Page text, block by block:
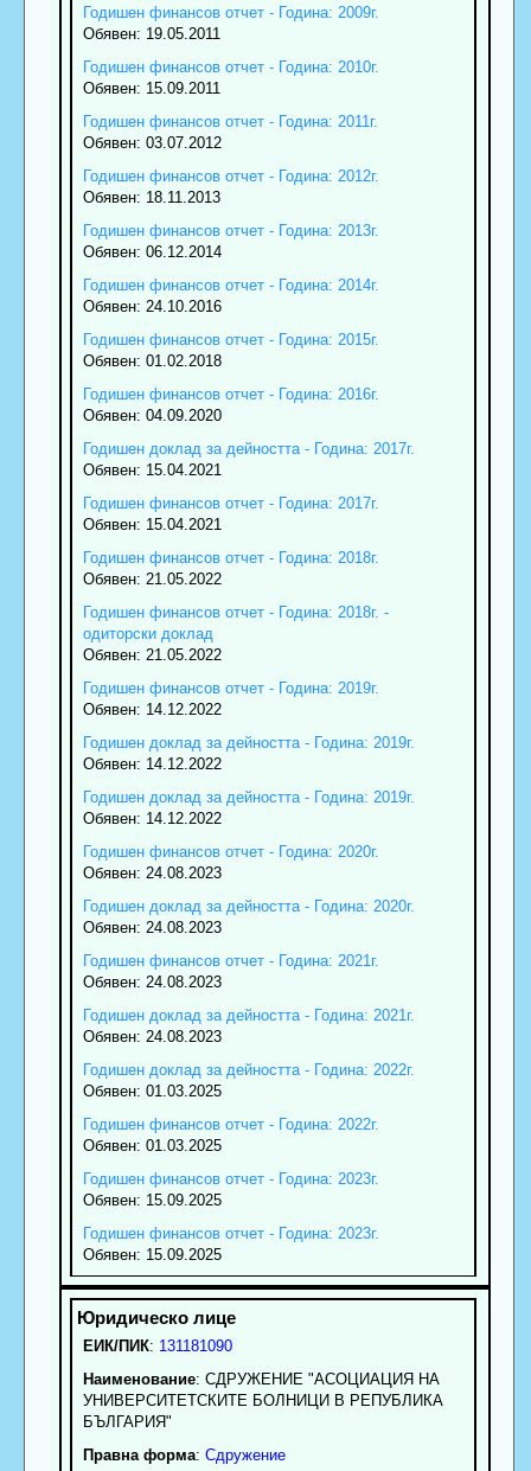
Годишен финансов отчет - Година: 2009г.
Обявен: 19.05.2011
Годишен финансов отчет - Година: 2010г.
Обявен: 15.09.2011
Годишен финансов отчет - Година: 2011г.
Обявен: 03.07.2012
Годишен финансов отчет - Година: 2012г.
Обявен: 18.11.2013
Годишен финансов отчет - Година: 2013г.
Обявен: 06.12.2014
Годишен финансов отчет - Година: 2014г.
Обявен: 24.10.2016
Годишен финансов отчет - Година: 2015г.
Обявен: 01.02.2018
Годишен финансов отчет - Година: 2016г.
Обявен: 04.09.2020
Годишен доклад за дейността - Година: 2017г.
Обявен: 15.04.2021
Годишен финансов отчет - Година: 2017г.
Обявен: 15.04.2021
Годишен финансов отчет - Година: 2018г.
Обявен: 21.05.2022
Годишен финансов отчет - Година: 2018г. -
одиторски доклад
Обявен: 21.05.2022
Годишен финансов отчет - Година: 2019г.
Обявен: 14.12.2022
Годишен доклад за дейността - Година: 2019г.
Обявен: 14.12.2022
Годишен доклад за дейността - Година: 2019г.
Обявен: 14.12.2022
Годишен финансов отчет - Година: 2020г.
Обявен: 24.08.2023
Годишен доклад за дейността - Година: 2020г.
Обявен: 24.08.2023
Годишен финансов отчет - Година: 2021г.
Обявен: 24.08.2023
Годишен доклад за дейността - Година: 2021г.
Обявен: 24.08.2023
Годишен доклад за дейността - Година: 2022г.
Обявен: 01.03.2025
Годишен финансов отчет - Година: 2022г.
Обявен: 01.03.2025
Годишен финансов отчет - Година: 2023г.
Обявен: 15.09.2025
Годишен финансов отчет - Година: 2023г.
Обявен: 15.09.2025
ЕИК/ПИК: 131181090
Наименование: СДРУЖЕНИЕ "АСОЦИАЦИЯ НА
УНИВЕРСИТЕТСКИТЕ БОЛНИЦИ В РЕПУБЛИКА
БЪЛГАРИЯ"
Правна форма: Сдружение